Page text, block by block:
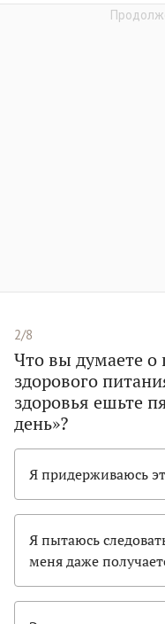
2/8
Что вы думаете о
здорового
здоровья ешьте
день»?
Я придерживаюсь
Я пытаюсь
меня даже